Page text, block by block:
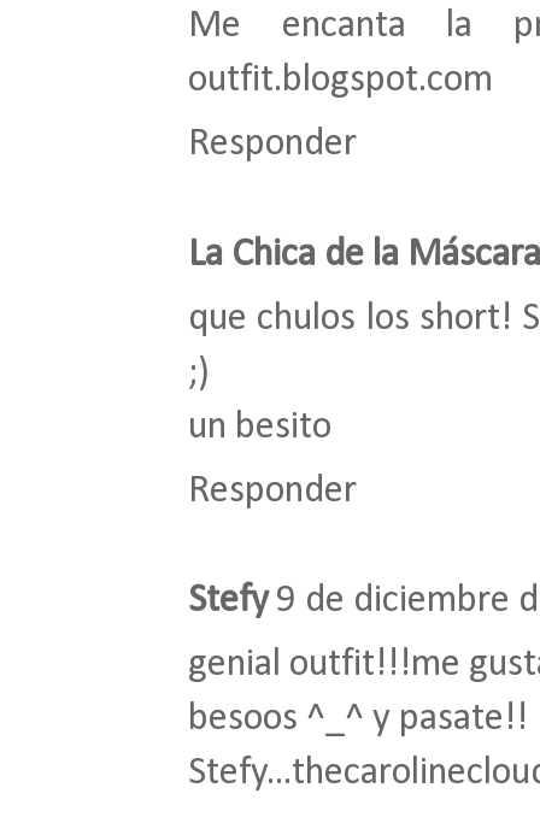
Me encanta la
outfit.blogspot.com
Responder
La Chica de la Máscara
que chulos los short!
;)
un besito
Responder
Stefy 9 de diciembre
genial outfit!!!me
besoos ^_^ y pasate!!